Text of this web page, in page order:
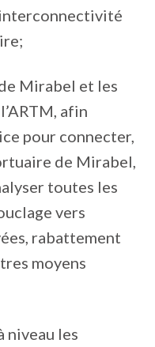
Mirabel et les
afin
pour connecter,
de Mirabel,
toutes les
vers
rabattement
moyens
niveau les